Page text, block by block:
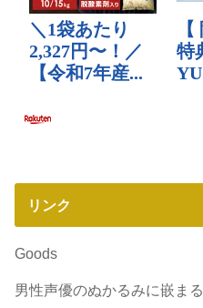
リンク
Goods
男性声優のぬかるみに嵌まる